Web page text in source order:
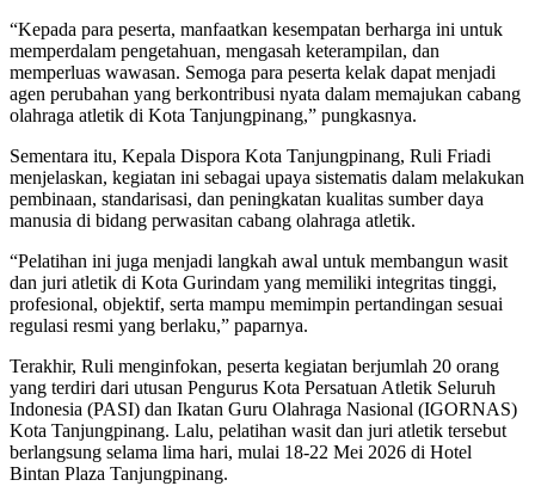
“Kepada para peserta, manfaatkan kesempatan berharga ini untuk
memperdalam pengetahuan, mengasah keterampilan, dan
memperluas wawasan. Semoga para peserta kelak dapat menjadi
agen perubahan yang berkontribusi nyata dalam memajukan cabang
olahraga atletik di Kota Tanjungpinang,” pungkasnya.
Sementara itu, Kepala Dispora Kota Tanjungpinang, Ruli Friadi
menjelaskan, kegiatan ini sebagai upaya sistematis dalam melakukan
pembinaan, standarisasi, dan peningkatan kualitas sumber daya
manusia di bidang perwasitan cabang olahraga atletik.
“Pelatihan ini juga menjadi langkah awal untuk membangun wasit
dan juri atletik di Kota Gurindam yang memiliki integritas tinggi,
profesional, objektif, serta mampu memimpin pertandingan sesuai
regulasi resmi yang berlaku,” paparnya.
Terakhir, Ruli menginfokan, peserta kegiatan berjumlah 20 orang
yang terdiri dari utusan Pengurus Kota Persatuan Atletik Seluruh
Indonesia (PASI) dan Ikatan Guru Olahraga Nasional (IGORNAS)
Kota Tanjungpinang. Lalu, pelatihan wasit dan juri atletik tersebut
berlangsung selama lima hari, mulai 18-22 Mei 2026 di Hotel
Bintan Plaza Tanjungpinang.